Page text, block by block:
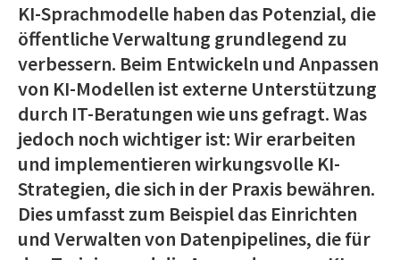
KI-Sprachmodelle haben das Potenzial, die
öffentliche Verwaltung grundlegend zu
verbessern. Beim Entwickeln und Anpassen
von KI-Modellen ist externe Unterstützung
durch IT-Beratungen wie uns gefragt. Was
jedoch noch wichtiger ist: Wir erarbeiten
und implementieren wirkungsvolle KI-
Strategien, die sich in der Praxis bewähren.
Dies umfasst zum Beispiel das Einrichten
und Verwalten von Datenpipelines, die für